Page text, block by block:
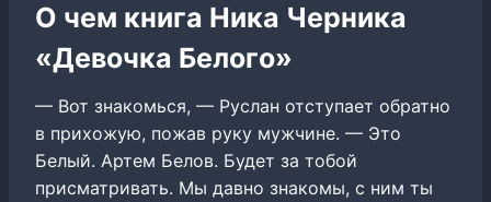
О чем книга Ника Черника
«Девочка Белого»
— Вот знакомься, — Руслан отступает обратно
в прихожую, пожав руку мужчине. — Это
Белый. Артем Белов. Будет за тобой
присматривать. Мы давно знакомы, с ним ты